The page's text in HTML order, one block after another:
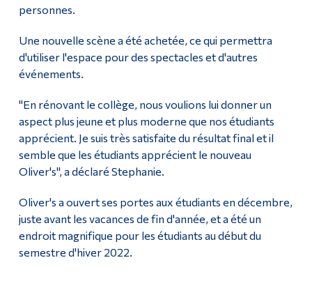
personnes.
Une nouvelle scène a été achetée, ce qui permettra
d'utiliser l'espace pour des spectacles et d'autres
événements.
"En rénovant le collège, nous voulions lui donner un
aspect plus jeune et plus moderne que nos étudiants
apprécient. Je suis très satisfaite du résultat final et il
semble que les étudiants apprécient le nouveau
Oliver's", a déclaré Stephanie.
Oliver's a ouvert ses portes aux étudiants en décembre,
juste avant les vacances de fin d'année, et a été un
endroit magnifique pour les étudiants au début du
semestre d'hiver 2022.